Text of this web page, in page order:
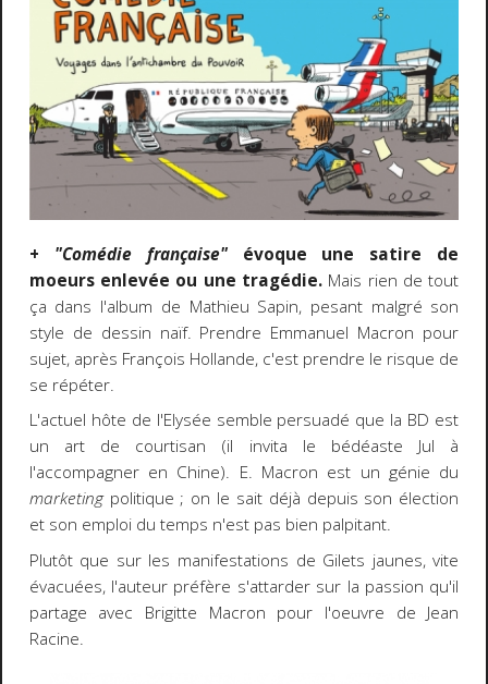
+ "Comédie française"évoque une satire de
moeurs enlevée ou une tragédie. Mais rien de tout
ça dans l'album de Mathieu Sapin, pesant malgré son
style de dessin naïf. Prendre Emmanuel Macron pour
sujet, après François Hollande, c'est prendre le risque de
se répéter.
L'actuel hôte de l'Elysée semble persuadé que la BD est
un art de courtisan (il invita le bédéaste Jul à
l'accompagner en Chine). E. Macron est un génie du
marketing politique ; on le sait déjà depuis son élection
et son emploi du temps n'est pas bien palpitant.
Plutôt que sur les manifestations de Gilets jaunes, vite
évacuées, l'auteur préfère s'attarder sur la passion qu'il
partage avec Brigitte Macron pour l'oeuvre de Jean
Racine.